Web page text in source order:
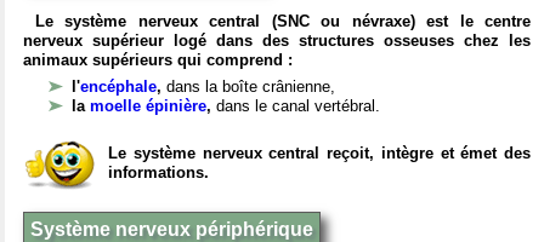
Le système nerveux central (SNC ou névraxe) est le centre
nerveux supérieur logé dans des structures osseuses chez les
animaux supérieurs qui comprend :
l'encéphale, dans la boîte crânienne,
la moelle épinière, dans le canal vertébral.
Le système nerveux central reçoit, intègre et émet des
informations.
Système nerveux périphérique